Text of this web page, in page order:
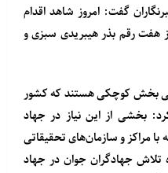
گفت: امروز شاهد اقدام
هفت رقم بذر هیبریدی سبزی و
بخش کوچکی هستند که کشور
کرد: بخشی از این نیاز در جهاد
مراکز و سازمان‌های تحقیقاتی
جهادگران جوان در جهاد